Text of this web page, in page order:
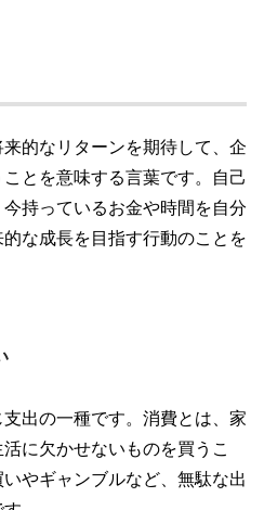
的なリターンを期待して、企
とを意味する言葉です。自己
持っているお金や時間を自分
な成長を目指す行動のことを
出の一種です。消費とは、家
に欠かせないものを買うこ
やギャンブルなど、無駄な出